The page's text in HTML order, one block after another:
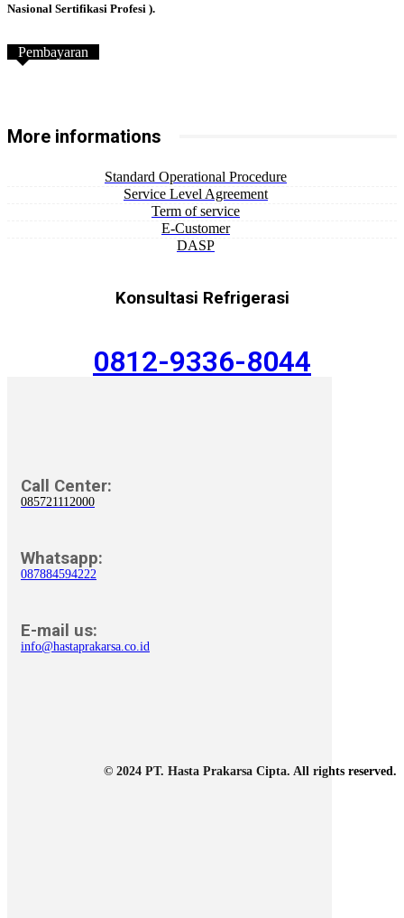
Nasional Sertifikasi Profesi ).
Pembayaran
More informations
Standard Operational Procedure
Service Level Agreement
Term of service
E-Customer
DASP
Konsultasi Refrigerasi
0812-9336-8044
Call Center:
085721112000
Whatsapp:
087884594222
E-mail us:
info@hastaprakarsa.co.id
© 2024 PT. Hasta Prakarsa Cipta. All rights reserved.